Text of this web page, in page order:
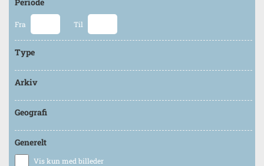
Fra Til
Type
Arkiv
Geografi
Generelt
Vis kun med billeder